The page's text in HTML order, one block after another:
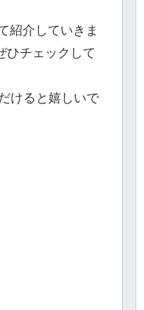
紹介していきま
ひチェックして
けると嬉しいで